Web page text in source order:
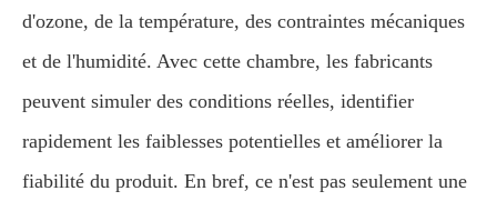
d'ozone, de la température, des contraintes mécaniques
et de l'humidité. Avec cette chambre, les fabricants
peuvent simuler des conditions réelles, identifier
rapidement les faiblesses potentielles et améliorer la
fiabilité du produit. En bref, ce n'est pas seulement une